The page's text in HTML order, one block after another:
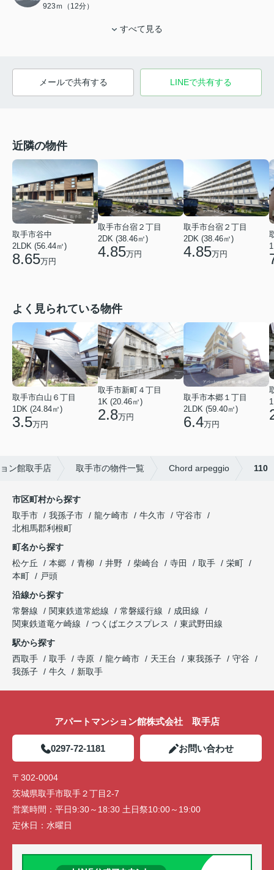
923ｍ（12分）
すべて見る
メールで共有する LINEで共有する
近隣の物件
取手市谷中
2LDK (56.44㎡)
8.65万円
取手市台宿２丁目
2DK (38.46㎡)
4.85万円
取手市台宿２丁目
2DK (38.46㎡)
4.85万円
よく見られている物件
取手市白山６丁目
1DK (24.84㎡)
3.5万円
取手市新町４丁目
1K (20.46㎡)
2.8万円
取手市本郷１丁目
2LDK (59.40㎡)
6.4万円
ン館取手店 取手市の物件一覧 Chord arpeggio 110
市区町村から探す
取手市
我孫子市 龍ケ崎市 牛久市
守谷市
北相馬郡利根町
町名から探す
松ケ丘
本郷 青柳 井野 柴崎台 寺田 取手
栄町
本町
戸頭
沿線から探す
常磐線
関東鉄道常総線 常磐緩行線
成田線
関東鉄道竜ケ崎線
つくばエクスプレス
東武野田線
駅から探す
西取手
取手 寺原 龍ケ崎市 天王台 東我孫子
守谷
我孫子
牛久 新取手
アパートマンション館株式会社 取手店
0297-72-1181 お問い合わせ
〒302-0004
茨城県取手市取手２丁目2-7
営業時間： 平日9:30～18:30 土日祭10:00～19:00
定休日： 水曜日